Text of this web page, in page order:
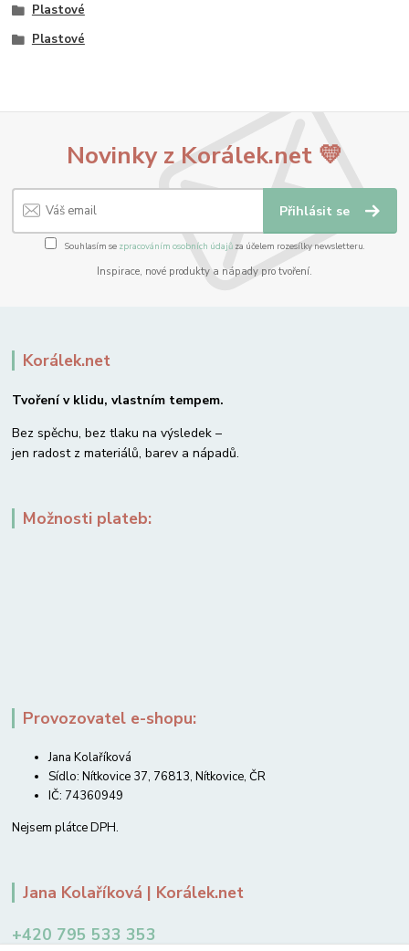
Plastové
Plastové
Novinky z Korálek.net 💛
Přihlásit se
Souhlasím se zpracováním osobních údajůza účelem rozesílky newsletteru.
Inspirace, nové produkty a nápady pro tvoření.
Korálek.net
Tvoření v klidu, vlastním tempem.
Bez spěchu, bez tlaku na výsledek –
jen radost z materiálů, barev a nápadů.
Možnosti plateb:
Provozovatel e-shopu:
Jana Kolaříková
Sídlo: Nítkovice 37, 76813, Nítkovice, ČR
IČ: 74360949
Nejsem plátce DPH.
Jana Kolaříková | Korálek.net
+420 795 533 353